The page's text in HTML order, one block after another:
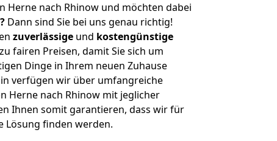
Herne nach Rhinow und möchten dabei
Dann sind Sie bei uns genau richtig!
zuverlässige und kostengünstige
zu fairen Preisen, damit Sie sich um
Dinge in Ihrem neuen Zuhause
verfügen wir über umfangreiche
Herne nach Rhinow mit jeglicher
Ihnen somit garantieren, dass wir für
Lösung finden werden.